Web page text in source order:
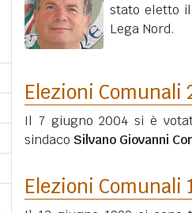
stato eletto
Lega Nord.
Elezioni Comunali
Il 7 giugno 2004 si è
sindaco Silvano Giovanni
Elezioni Comunali